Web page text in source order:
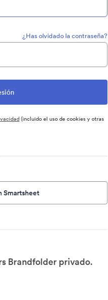
¿Has olvidado la contraseña?
(incluido el uso de cookies y otras
Smartsheet
Brandfolder privado.